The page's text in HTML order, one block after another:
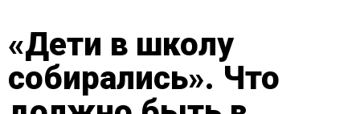
«Дети в школу
собирались». Что